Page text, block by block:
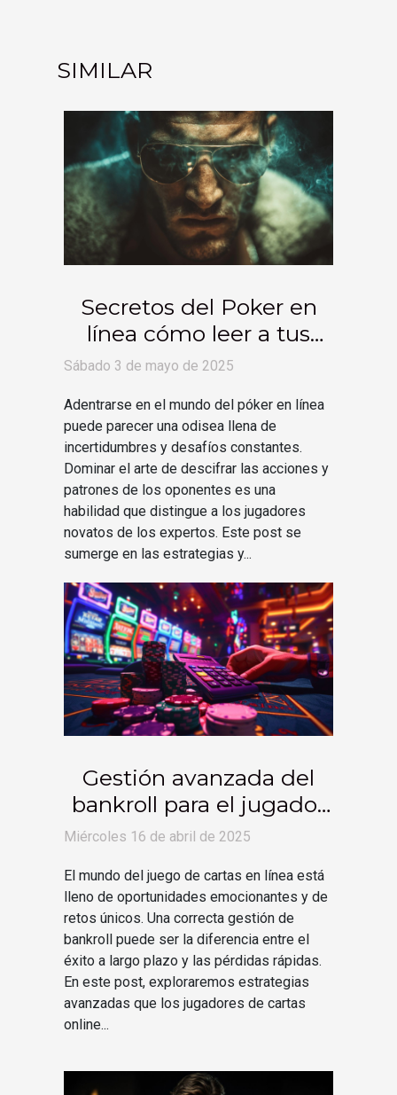
SIMILAR
Secretos del Poker en
línea cómo leer a tus
oponentes y ganar más
Sábado 3 de mayo de 2025
Adentrarse en el mundo del póker en línea
puede parecer una odisea llena de
incertidumbres y desafíos constantes.
Dominar el arte de descifrar las acciones y
patrones de los oponentes es una
habilidad que distingue a los jugadores
novatos de los expertos. Este post se
sumerge en las estrategias y...
Gestión avanzada del
bankroll para el jugador
de cartas online
Miércoles 16 de abril de 2025
El mundo del juego de cartas en línea está
lleno de oportunidades emocionantes y de
retos únicos. Una correcta gestión de
bankroll puede ser la diferencia entre el
éxito a largo plazo y las pérdidas rápidas.
En este post, exploraremos estrategias
avanzadas que los jugadores de cartas
online...